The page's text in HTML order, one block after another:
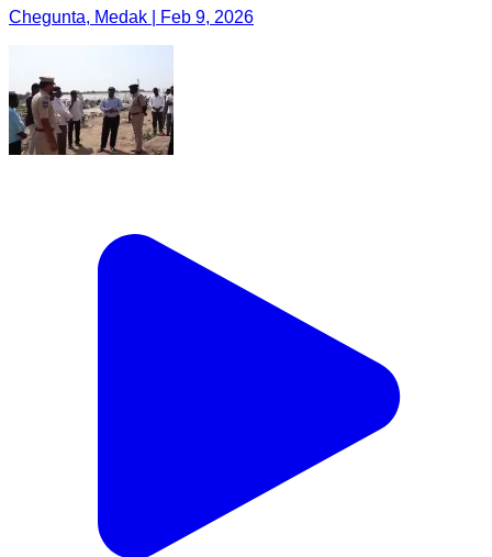
Chegunta, Medak | Feb 9, 2026